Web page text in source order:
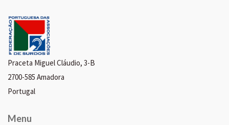
Praceta Miguel Cláudio, 3-B
2700-585 Amadora
Portugal
Menu